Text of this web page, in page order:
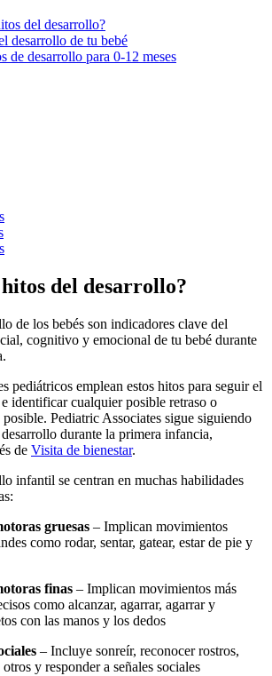
del desarrollo?
desarrollo de tu bebé
de desarrollo para 0-12 meses
del desarrollo?
de los bebés son indicadores clave del
cognitivo y emocional de tu bebé durante
pediátricos emplean estos hitos para seguir el
identificar cualquier posible retraso o
Pediatric Associates sigue siguiendo
durante la primera infancia,
de Visita de bienestar.
infantil se centran en muchas habilidades
gruesas – Implican movimientos
como rodar, sentar, gatear, estar de pie y
finas – Implican movimientos más
como alcanzar, agarrar, agarrar y
con las manos y los dedos
– Incluye sonreír, reconocer rostros,
y responder a señales sociales